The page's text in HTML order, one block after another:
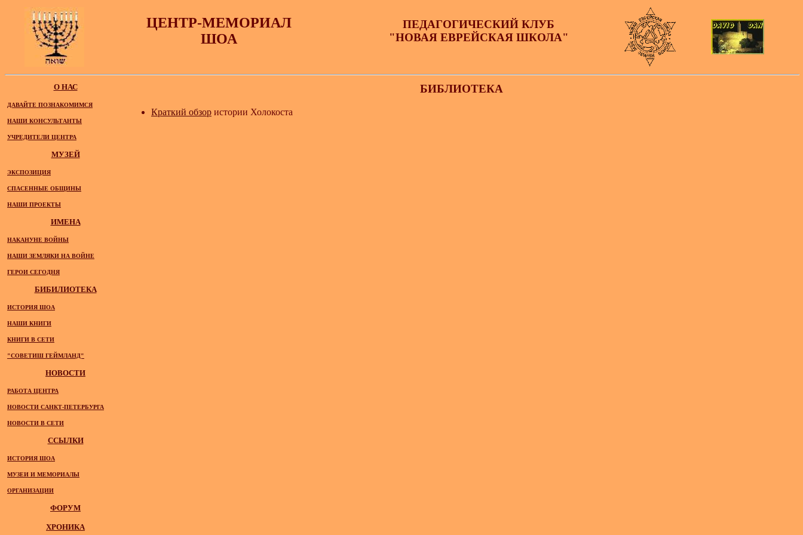
ЦЕНТР-МЕМОРИАЛ
ШОА
ПЕДАГОГИЧЕСКИЙ КЛУБ
"НОВАЯ ЕВРЕЙСКАЯ ШКОЛА"
О НАС
ДАВАЙТЕ ПОЗНАКОМИМСЯ
НАШИ КОНСУЛЬТАНТЫ
УЧРЕДИТЕЛИ ЦЕНТРА
МУЗЕЙ
ЭКСПОЗИЦИЯ
СПАСЕННЫЕ ОБЩИНЫ
НАШИ ПРОЕКТЫ
ИМЕНА
НАКАНУНЕ ВОЙНЫ
НАШИ ЗЕМЛЯКИ НА ВОЙНЕ
ГЕРОИ СЕГОДНЯ
БИБИЛИОТЕКА
ИСТОРИЯ ШОА
НАШИ КНИГИ
КНИГИ В СЕТИ
"СОВЕТИШ ГЕЙМЛАНД"
НОВОСТИ
РАБОТА ЦЕНТРА
НОВОСТИ САНКТ-ПЕТЕРБУРГА
НОВОСТИ В СЕТИ
ССЫЛКИ
ИСТОРИЯ ШОА
МУЗЕИ И МЕМОРИАЛЫ
ОРГАНИЗАЦИИ
ФОРУМ
ХРОНИКА
БИБЛИОТЕКА
Краткий обзор истории Холокоста